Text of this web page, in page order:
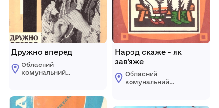
Дружно вперед
Обласний
комунальний
Володимира
Гнатюка
Народ скаже - як
зав'яже
Обласний
комунальний
Володимира